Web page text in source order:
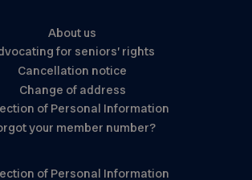
About us
for seniors’ rights
Cancellation notice
Change of address
of Personal Information
your member number?
of Personal Information